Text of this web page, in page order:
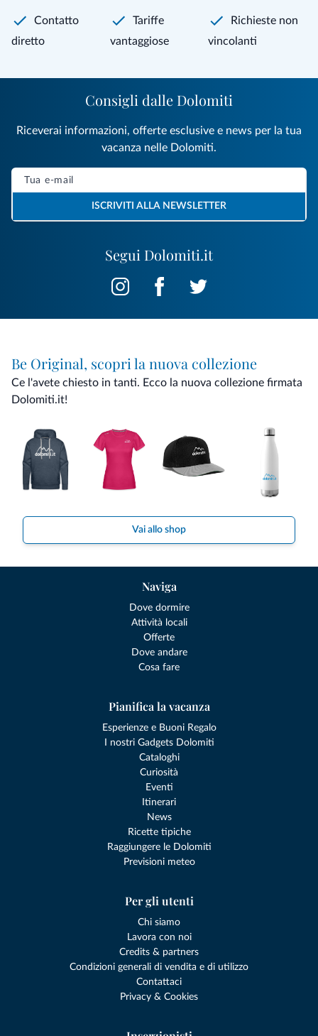
Contatto
diretto
Tariffe
vantaggiose
Richieste non
vincolanti
Segui Dolomiti.it
Consigli dalle Dolomiti
Riceverai informazioni, offerte esclusive e news per la tua
vacanza nelle Dolomiti.
ISCRIVITI ALLA NEWSLETTER
Be Original, scopri la nuova collezione
Ce l'avete chiesto in tanti. Ecco la nuova collezione firmata
Dolomiti.it!
Vai allo shop
Naviga
Dove dormire
Attività locali
Offerte
Dove andare
Cosa fare
Pianifica la vacanza
Esperienze e Buoni Regalo
I nostri Gadgets Dolomiti
Cataloghi
Curiosità
Eventi
Itinerari
News
Ricette tipiche
Raggiungere le Dolomiti
Previsioni meteo
Per gli utenti
Chi siamo
Lavora con noi
Credits & partners
Condizioni generali di vendita e di utilizzo
Contattaci
Privacy & Cookies